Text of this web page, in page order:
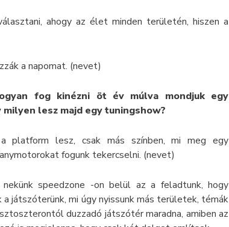
ahogy az élet minden területén, hiszen a
a napomat. (nevet)
fog kinézni öt év múlva mondjuk egy
lesz majd egy tuningshow?
a platform lesz, csak más színben, mi meg egy
fogunk tekercselni. (nevet)
nekünk speedzone -on belül az a feladtunk, hogy
a játszóterünk, mi úgy nyissunk más területek, témák
duzzadó játszótér maradna, amiben az